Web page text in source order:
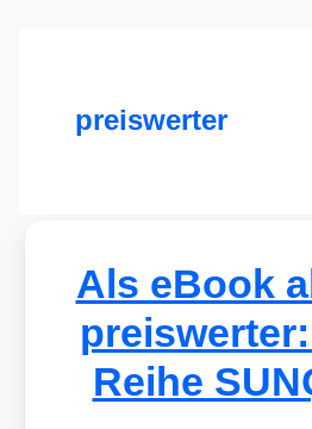
preiswerter
Als eBook
Reihe